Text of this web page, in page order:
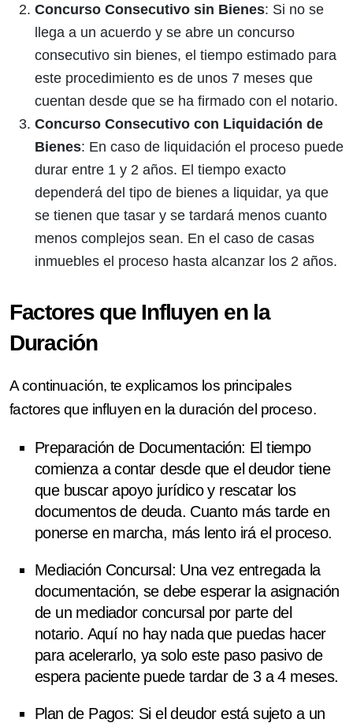
Concurso Consecutivo sin Bienes: Si no se
llega a un acuerdo y se abre un concurso
consecutivo sin bienes, el tiempo estimado para
este procedimiento es de unos 7 meses que
cuentan desde que se ha firmado con el notario.
Concurso Consecutivo con Liquidación de
Bienes: En caso de liquidación el proceso puede
durar entre 1 y 2 años. El tiempo exacto
dependerá del tipo de bienes a liquidar, ya que
se tienen que tasar y se tardará menos cuanto
menos complejos sean. En el caso de casas
inmuebles el proceso hasta alcanzar los 2 años.
Factores que Influyen en la
Duración
A continuación, te explicamos los principales
factores que influyen en la duración del proceso.
Preparación de Documentación: El tiempo
comienza a contar desde que el deudor tiene
que buscar apoyo jurídico y rescatar los
documentos de deuda. Cuanto más tarde en
ponerse en marcha, más lento irá el proceso.
Mediación Concursal: Una vez entregada la
documentación, se debe esperar la asignación
de un mediador concursal por parte del
notario. Aquí no hay nada que puedas hacer
para acelerarlo, ya solo este paso pasivo de
espera paciente puede tardar de 3 a 4 meses.
Plan de Pagos: Si el deudor está sujeto a un